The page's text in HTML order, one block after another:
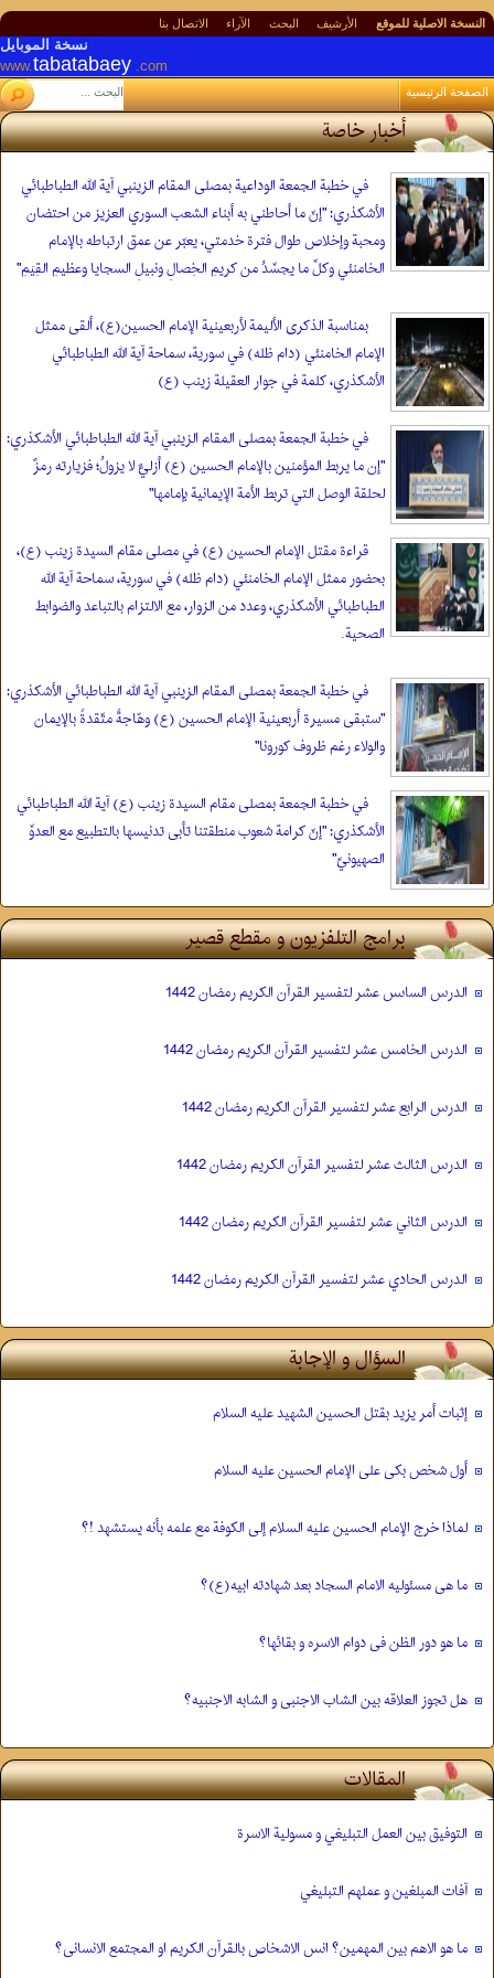
النسخة الاصلیة للموقع الأرشيف البحث الآراء الاتصال بنا
نسخة الموبایل
www.tabatabaey .com
الصفحة الرئیسیة
أخبار خاصة
في خطبة الجمعة الوداعية بمصلى المقام الزينبي آية الله الطباطبائي
الأشكذري: "إنّ ما أحاطني به أبناء الشعب السوري العزيز من احتضان
ومحبة وإخلاص طوال فترة خدمتي، يعبّر عن عمق ارتباطه بالإمام
الخامنئي وكلِّ ما يجسِّدُ من كريمِ الخِصالِ ونبيلِ السجايا وعظيمِ القِيَمِ"
بمناسبة الذكرى الأليمة لأربعينية الإمام الحسين(ع)، ألقى ممثل
الإمام الخامنئي (دام ظله) في سورية، سماحة آية الله الطباطبائي
الأشكذري، كلمة في جوار العقيلة زينب (ع)
في خطبة الجمعة بمصلى المقام الزينبي آية الله الطباطبائي الأشكذري:
"إن ما يربط المؤمنين بالإمام الحسين (ع) أزليٌّ لا يزولُ؛ فزيارته رمزٌ
لحلقة الوصل التي تربط الأمة الإيمانية بإمامها"
قراءة مقتل الإمام الحسين (ع) في مصلى مقام السيدة زينب (ع)،
بحضور ممثل الإمام الخامنئي (دام ظله) في سورية، سماحة آية الله
الطباطبائي الأشكذري، وعدد من الزوار، مع الالتزام بالتباعد والضوابط
الصحية.
في خطبة الجمعة بمصلى المقام الزينبي آية الله الطباطبائي الأشكذري:
"ستبقى مسيرة أربعينية الإمام الحسين (ع) وهّاجةً متّقدةً بالإيمان
والولاء رغم ظروف كورونا"
في خطبة الجمعة بمصلى مقام السيدة زينب (ع) آية الله الطباطبائي
الأشكذري: "إنّ كرامة شعوب منطقتنا تأبى تدنيسها بالتطبيع مع العدوِّ
الصهيونيِّ"
برامج التلفزيون و مقطع قصير
الدرس الساىس عشر لتفسير القرآن الكريم رمضان 1442
الدرس الخامس عشر لتفسير القرآن الكريم رمضان 1442
الدرس الرابع عشر لتفسير القرآن الكريم رمضان 1442
الدرس الثالث عشر لتفسير القرآن الكريم رمضان 1442
الدرس الثاني عشر لتفسير القرآن الكريم رمضان 1442
الدرس الحادي عشر لتفسير القرآن الكريم رمضان 1442
السؤال و الإجابة
إثبات أمر يزيد بقتل الحسين الشهید عليه السلام
أول شخص بکی علی الإمام الحسين عليه السلام
لماذا خرج الإمام الحسين عليه السلام إلى الكوفة مع علمه بأنه يستشهد !؟
ما هی مسئولیه الامام السجاد بعد شهادته ابیه(ع)؟
ما هو دور الظن فی دوام الاسره و بقائها؟
هل تجوز العلاقه بین الشاب الاجنبی و الشابه الاجنبیه؟
المقالات
التوفيق بين العمل التبليغي و مسولية الاسرة
آفات المبلغين و عملهم التبلیغي
ما هو الاهم بین المهمین؟ انس الاشخاص بالقرآن الکریم او المجتمع الانسانی؟